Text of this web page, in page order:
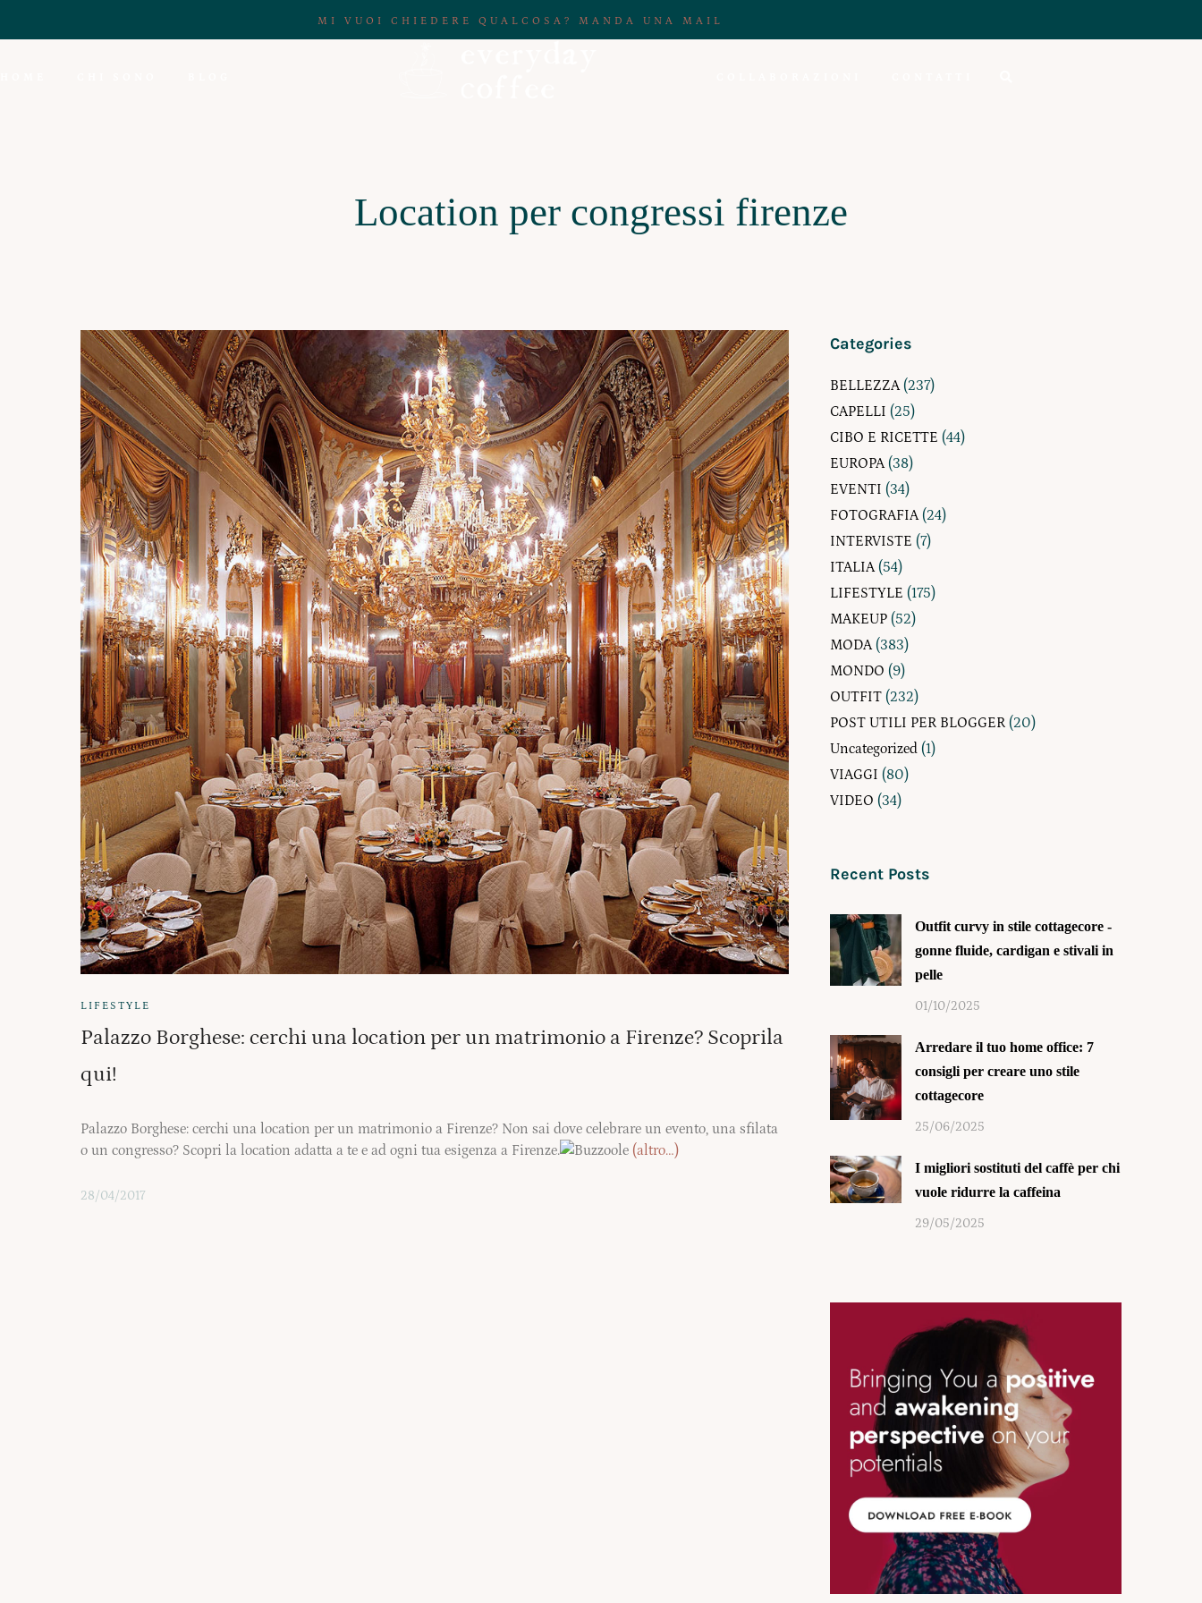
MI VUOI CHIEDERE QUALCOSA? MANDA UNA MAIL
Location per congressi firenze
LIFESTYLE
Palazzo Borghese: cerchi una location per un matrimonio a Firenze? Scoprila
qui!
Palazzo Borghese: cerchi una location per un matrimonio a Firenze? Non sai dove celebrare un evento, una sfilata
o un congresso? Scopri la location adatta a te e ad ogni tua esigenza a Firenze.
(altro…)
28/04/2017
Categories
BELLEZZA(237)
CAPELLI (25)
CIBO E RICETTE (44)
EUROPA(38)
EVENTI (34)
FOTOGRAFIA(24)
INTERVISTE (7)
ITALIA(54)
LIFESTYLE (175)
MAKEUP (52)
MODA(383)
MONDO (9)
OUTFIT (232)
POST UTILI PER BLOGGER (20)
Uncategorized (1)
VIAGGI (80)
VIDEO (34)
Recent Posts
Outfit curvy in stile cottagecore -
gonne fluide, cardigan e stivali in
pelle
01/10/2025
Arredare il tuo home office: 7
consigli per creare uno stile
cottagecore
25/06/2025
I migliori sostituti del caffè per chi
vuole ridurre la caffeina
29/05/2025